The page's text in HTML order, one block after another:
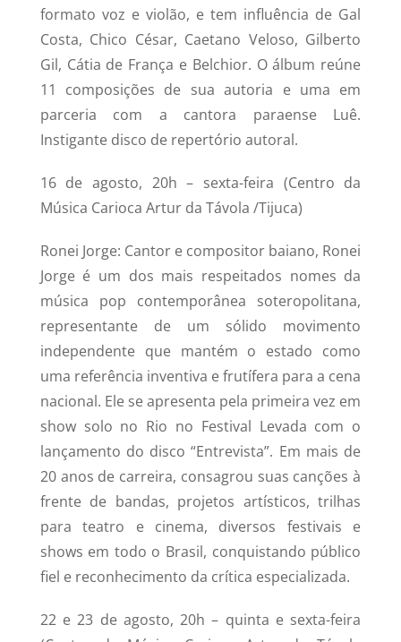
formato voz e violão, e tem influência de Gal
Costa, Chico César, Caetano Veloso, Gilberto
Gil, Cátia de França e Belchior. O álbum reúne
11 composições de sua autoria e uma em
parceria com a cantora paraense Luê.
Instigante disco de repertório autoral.
16 de agosto, 20h – sexta-feira (Centro da
Música Carioca Artur da Távola /Tijuca)
Ronei Jorge: Cantor e compositor baiano, Ronei
Jorge é um dos mais respeitados nomes da
música pop contemporânea soteropolitana,
representante de um sólido movimento
independente que mantém o estado como
uma referência inventiva e frutífera para a cena
nacional. Ele se apresenta pela primeira vez em
show solo no Rio no Festival Levada com o
lançamento do disco “Entrevista”. Em mais de
20 anos de carreira, consagrou suas canções à
frente de bandas, projetos artísticos, trilhas
para teatro e cinema, diversos festivais e
shows em todo o Brasil, conquistando público
fiel e reconhecimento da crítica especializada.
22 e 23 de agosto, 20h – quinta e sexta-feira